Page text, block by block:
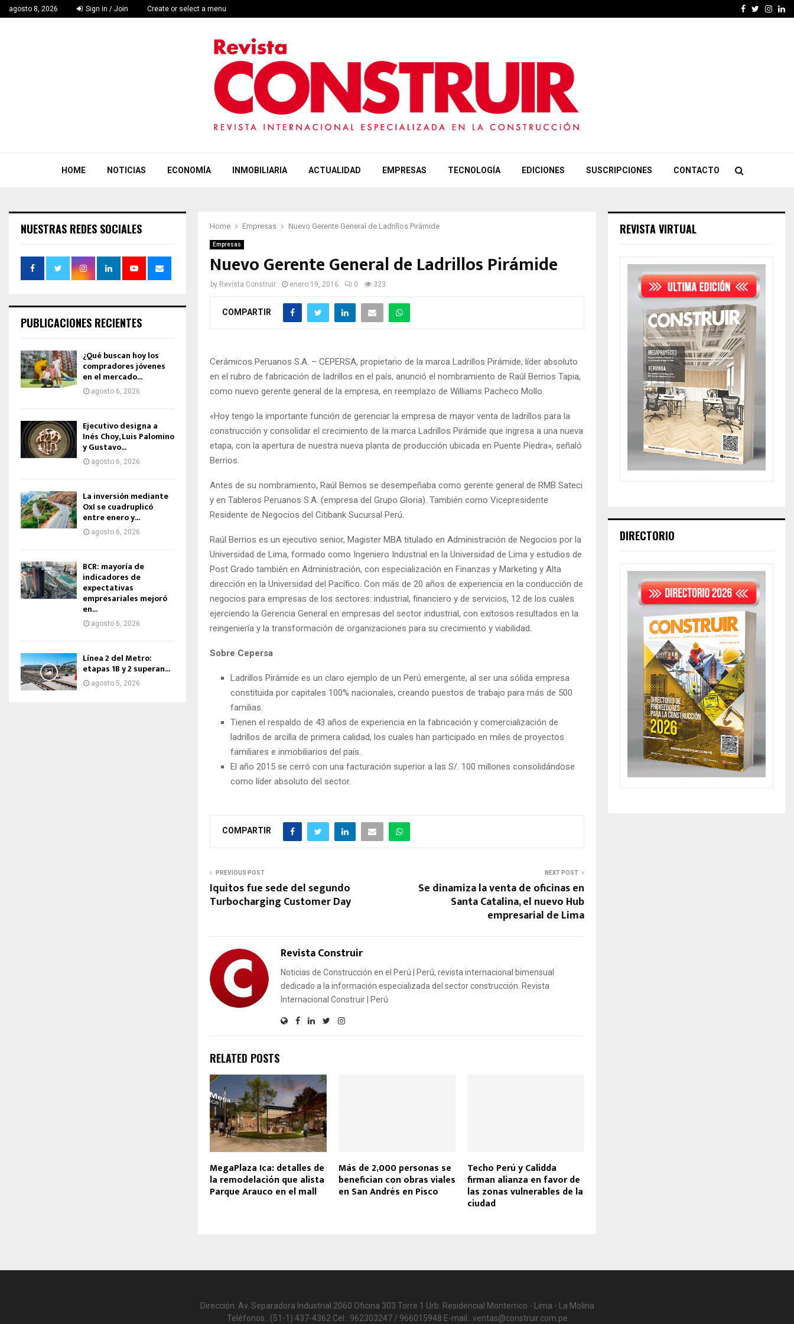
agosto 8, 2026 Sign in / Join Create or select a menu Facebook
Twitter
HOME NOTICIAS ECONOMÍA INMOBILIARIA ACTUALIDAD EMPRESAS TECNOLOGÍA EDICIONES SUSCRIPCIONES CONTACTO
Home Empresas Nuevo Gerente General de Ladrillos Pirámide
Empresas
Nuevo Gerente General de Ladrillos Pirámide
by Revista Construir enero 19, 2016 0 323
COMPARTIR
Cerámicos Peruanos S.A. – CEPERSA, propietario de la marca Ladrillos Pirámide, líder absoluto
en el rubro de fabricación de ladrillos en el país, anunció el nombramiento de Raúl Berrios Tapia,
como nuevo gerente general de la empresa, en reemplazo de Williams Pacheco Mollo.
«Hoy tengo la importante función de gerenciar la empresa de mayor venta de ladrillos para la
construcción y consolidar el crecimiento de la marca Ladrillos Pirámide que ingresa a una nueva
etapa, con la apertura de nuestra nueva planta de producción ubicada en Puente Piedra», señaló
Berrios.
Antes de su nombramiento, Raúl Berrios se desempeñaba como gerente general de RMB Sateci
y en Tableros Peruanos S.A. (empresa del Grupo Gloria). También como Vicepresidente
Residente de Negocios del Citibank Sucursal Perú.
Raúl Berrios es un ejecutivo senior, Magister MBA titulado en Administración de Negocios por la
Universidad de Lima, formado como Ingeniero Industrial en la Universidad de Lima y estudios de
Post Grado también en Administración, con especialización en Finanzas y Marketing y Alta
dirección en la Universidad del Pacífico. Con más de 20 años de experiencia en la conducción de
negocios para empresas de los sectores: industrial, financiero y de servicios, 12 de los cuales
ejerciendo la Gerencia General en empresas del sector industrial, con exitosos resultados en la
reingeniería y la transformación de organizaciones para su crecimiento y viabilidad.
Sobre Cepersa
Ladrillos Pirámide es un claro ejemplo de un Perú emergente, al ser una sólida empresa
constituida por capitales 100% nacionales, creando puestos de trabajo para más de 500
familias.
Tienen el respaldo de 43 años de experiencia en la fabricación y comercialización de
ladrillos de arcilla de primera calidad, los cuales han participado en miles de proyectos
familiares e inmobiliarios del país.
El año 2015 se cerró con una facturación superior a las S/. 100 millones consolidándose
como líder absoluto del sector.
COMPARTIR
PREVIOUS POST
Iquitos fue sede del segundo
Turbocharging Customer Day
NEXT POST
Se dinamiza la venta de oficinas en
Santa Catalina, el nuevo Hub
empresarial de Lima
Revista Construir
Noticias de Construcción en el Perú | Perú, revista internacional bimensual
dedicado a la información especializada del sector construcción. Revista
Internacional Construir | Perú
RELATED POSTS
MegaPlaza Ica: detalles de
la remodelación que alista
Parque Arauco en el mall
Más de 2,000 personas se
benefician con obras viales
en San Andrés en Pisco
Techo Perú y Calidda
firman alianza en favor de
las zonas vulnerables de la
ciudad
NUESTRAS REDES SOCIALES
PUBLICACIONES RECIENTES
¿Qué buscan hoy los
compradores jóvenes
en el mercado...
agosto 6, 2026
Ejecutivo designa a
Inés Choy, Luis Palomino
y Gustavo...
agosto 6, 2026
La inversión mediante
OxI se cuadruplicó
entre enero y...
agosto 6, 2026
BCR: mayoría de
indicadores de
expectativas
empresariales mejoró
en...
agosto 6, 2026
Línea 2 del Metro:
etapas 1B y 2 superan...
agosto 5, 2026
REVISTA VIRTUAL
DIRECTORIO
Dirección: Av. Separadora Industrial 2060 Oficina 303 Torre 1 Urb. Residencial Monterrico - Lima - La Molina
Teléfonos.: (51-1) 437-4362 Cel.: 962303247 / 966015948 E-mail.: ventas@construir.com.pe